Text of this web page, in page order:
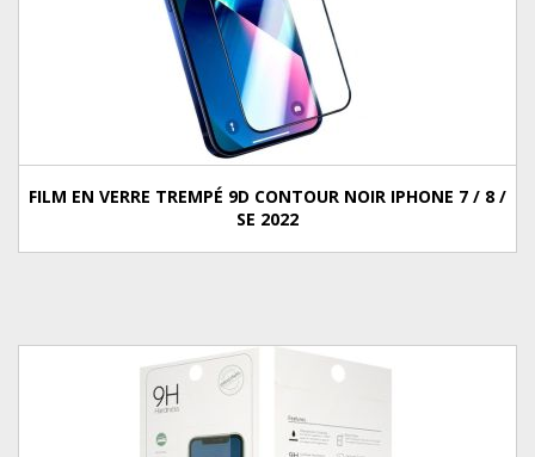
FILM EN VERRE TREMPÉ 9D CONTOUR NOIR IPHONE 7 / 8 /
SE 2022